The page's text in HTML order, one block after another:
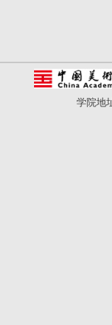
学院地